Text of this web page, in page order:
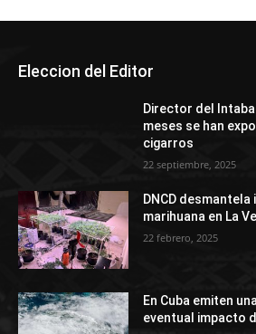
Eleccion del Editor
Director del
meses se han
cigarros
22 septiembre, 2025
DNCD
marihuana en La
22 febrero, 2025
En Cuba emiten
eventual impacto